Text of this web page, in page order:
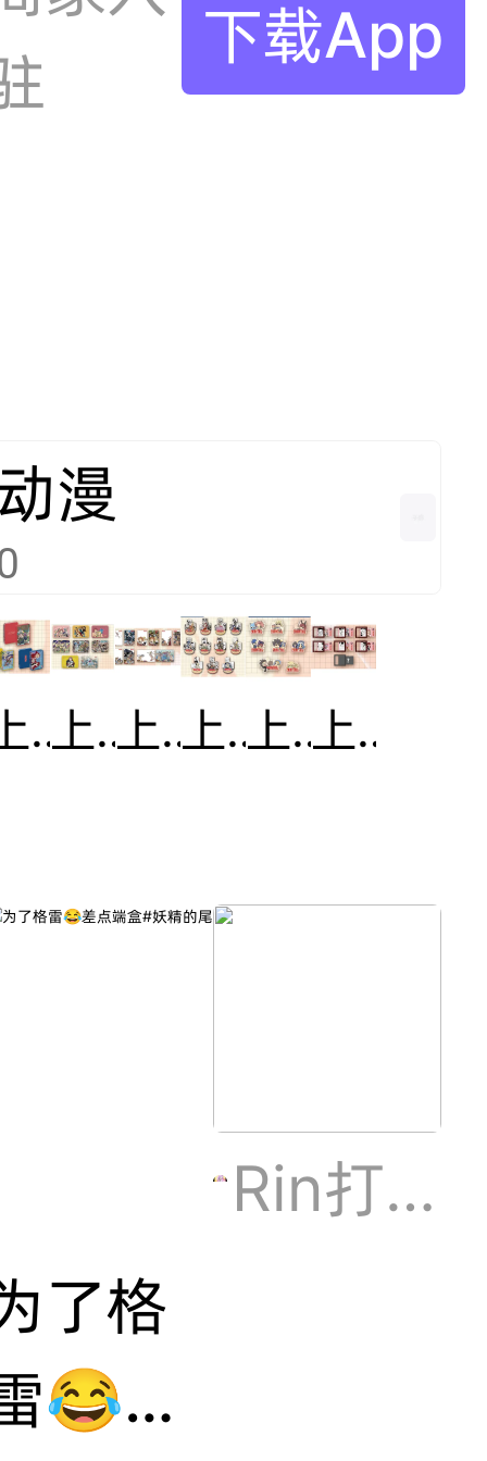
下载App
动漫
上海快闪流麻摆件 上海快闪透卡 上海快闪水敏卡 上海快闪多插立牌 上海快闪夹子 上海快闪漫画风冰箱贴
了格
😂差
Rin打榜求支持